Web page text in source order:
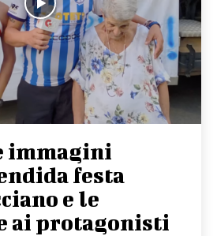
immagini
festa
e le
ai protagonisti